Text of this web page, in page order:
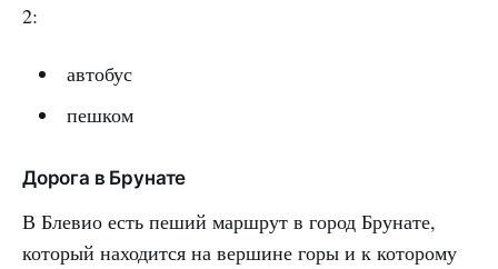
2:
автобус
пешком
Дорога в Брунате
В Блевио есть пеший маршрут в город Брунате,
который находится на вершине горы и к которому